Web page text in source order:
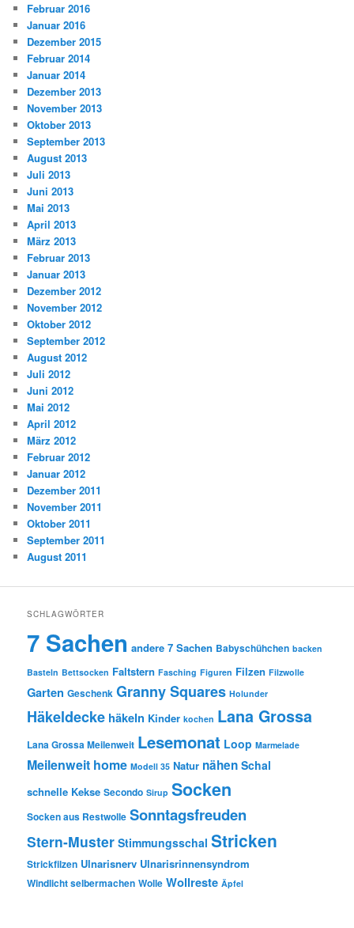
Februar 2016
Januar 2016
Dezember 2015
Februar 2014
Januar 2014
Dezember 2013
November 2013
Oktober 2013
September 2013
August 2013
Juli 2013
Juni 2013
Mai 2013
April 2013
März 2013
Februar 2013
Januar 2013
Dezember 2012
November 2012
Oktober 2012
September 2012
August 2012
Juli 2012
Juni 2012
Mai 2012
April 2012
März 2012
Februar 2012
Januar 2012
Dezember 2011
November 2011
Oktober 2011
September 2011
August 2011
SCHLAGWÖRTER
7 Sachen andere 7 Sachen Babyschühchen backen
Basteln Bettsocken Faltstern Fasching Figuren Filzen Filzwolle
Garten Geschenk Granny Squares Holunder
Häkeldecke häkeln Kinder kochen Lana Grossa
Lana Grossa Meilenweit Lesemonat Loop Marmelade
Meilenweit home Modell 35 Natur nähen Schal
schnelle Kekse Secondo Sirup Socken
Socken aus Restwolle Sonntagsfreuden
Stern-Muster Stimmungsschal Stricken
Strickfilzen Ulnarisnerv Ulnarisrinnensyndrom
Windlicht selbermachen Wolle Wollreste Äpfel